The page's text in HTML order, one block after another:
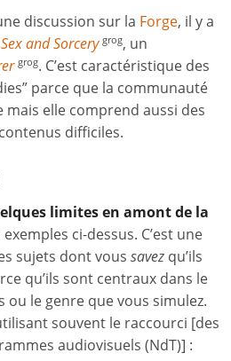
discussion sur la Forge, il y a
Sex and Sorcery grog, un
grog. C’est caractéristique des
parce que la communauté
mais elle comprend aussi des
difficiles.
limites en amont de la
ci-dessus. C’est une
sujets dont vous savez qu’ils
qu’ils sont centraux dans le
ou le genre que vous simulez.
souvent le raccourci [des
audiovisuels (NdT)] :